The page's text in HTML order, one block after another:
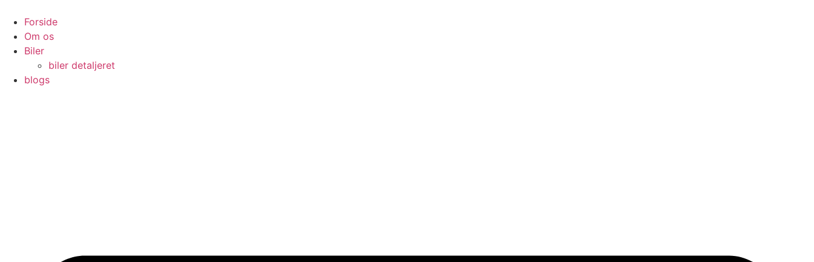
indhold
Forside
Om os
Biler
biler detaljeret
blogs